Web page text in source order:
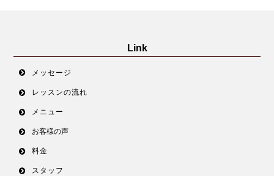
Link
メッセージ
レッスンの流れ
メニュー
お客様の声
料金
スタッフ